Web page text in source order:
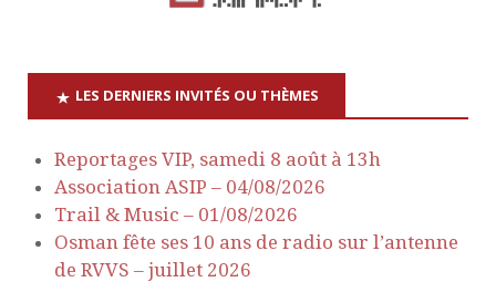
LES DERNIERS INVITÉS OU THÈMES
Reportages VIP, samedi 8 août à 13h
Association ASIP – 04/08/2026
Trail & Music – 01/08/2026
Osman fête ses 10 ans de radio sur l’antenne
de RVVS – juillet 2026